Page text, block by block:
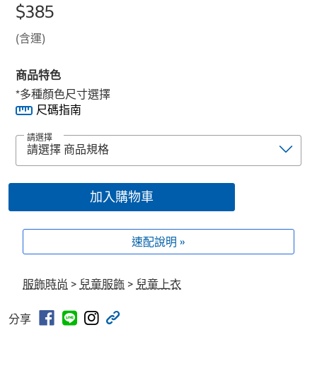
$385
(含運)
商品特色
*多種顏色尺寸選擇
尺碼指南
請選擇
加入購物車
速配說明 »
服飾時尚 > 兒童服飾 > 兒童上衣
分享